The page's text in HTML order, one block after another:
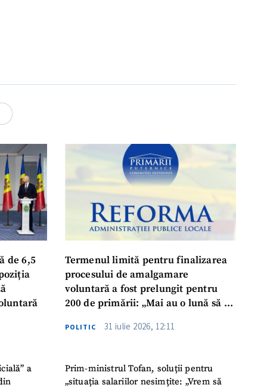
de 6,5
a
Termenul limită pentru finalizarea
procesului de amalgamare
voluntară a fost prelungit pentru
200 de primării: „Mai au o lună să se
POLITIC 31 iulie 2026, 12:11
Prim-ministrul Tofan, soluții pentru
„situația salariilor nesimțite: „Vrem să